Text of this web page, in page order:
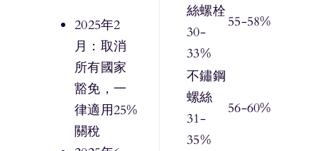
2025年2
月：取消
所有國家
豁免，一
律適用25%
關稅
絲螺栓
30-
33%
55-58%
不鏽鋼
螺絲
31-
35%
56-60%